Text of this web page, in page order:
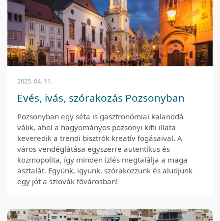
2025. 04. 11.
Evés, ivás, szórakozás Pozsonyban
Pozsonyban egy séta is gasztronómiai kalanddá
válik, ahol a hagyományos pozsonyi kifli illata
keveredik a trendi bisztrók kreatív fogásaival. A
város vendéglátása egyszerre autentikus és
kozmopolita, így minden ízlés megtalálja a maga
asztalát. Együnk, igyunk, szórakozzunk és aludjunk
egy jót a szlovák fővárosban!